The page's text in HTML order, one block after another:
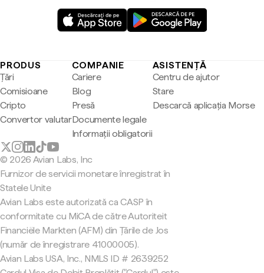
PRODUS
Țări
Comisioane
Cripto
Convertor valutar
COMPANIE
Cariere
Blog
Presă
Documente legale
Informații obligatorii
ASISTENȚĂ
Centru de ajutor
Stare
Descarcă aplicația Morse
© 2026 Avian Labs, Inc
Furnizor de servicii monetare înregistrat în
Statele Unite
Avian Labs este autorizată ca CASP în
conformitate cu MiCA de către Autoriteit
Financiële Markten (AFM) din Țările de Jos
(număr de înregistrare 41000005).
Avian Labs USA, Inc., NMLS ID # 2639252